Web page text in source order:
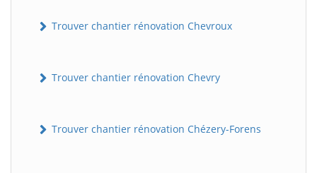
Trouver chantier rénovation Chevroux
Trouver chantier rénovation Chevry
Trouver chantier rénovation Chézery-Forens